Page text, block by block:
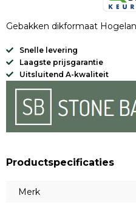
Gebakken dikformaat
Snelle levering
Laagste prijsgarantie
Uitsluitend A-kwaliteit
Productspecificaties
Merk